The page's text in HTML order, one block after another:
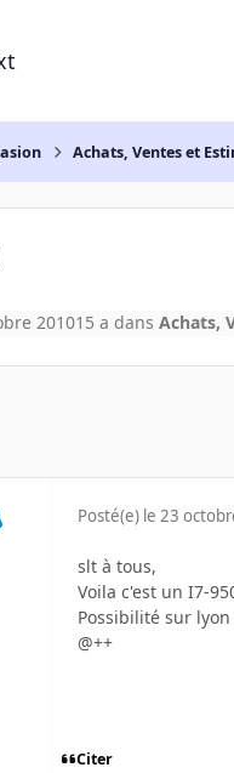
Achats, Ventes et
201015 a dans Achats,
Posté(e) le 23
slt à tous,
Voila c'est un I7-
Possibilité sur
@++
Citer